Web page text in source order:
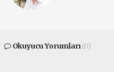
Okuyucu Yorumları(0)